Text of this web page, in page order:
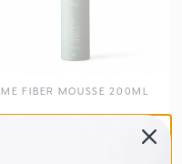
ME FIBER MOUSSE 200ML
19,90€